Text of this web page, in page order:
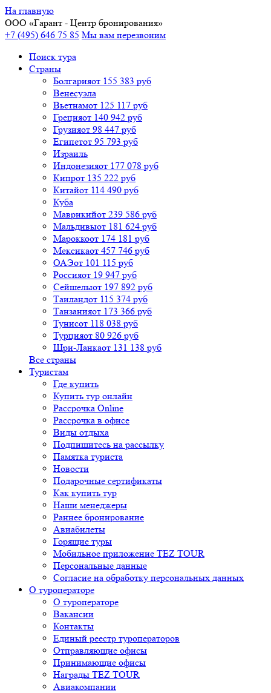
На главную
ООО «Гарант - Центр бронирования»
+7 (495) 646 75 85 Мы вам перезвоним
Поиск тура
Cтраны
Болгарияот 155 383 руб
Венесуэла
Вьетнамот 125 117 руб
Грецияот 140 942 руб
Грузияот 98 447 руб
Египетот 95 793 руб
Израиль
Индонезияот 177 078 руб
Кипрот 135 222 руб
Китайот 114 490 руб
Куба
Маврикийот 239 586 руб
Мальдивыот 181 624 руб
Мароккоот 174 181 руб
Мексикаот 457 746 руб
ОАЭот 101 115 руб
Россияот 19 947 руб
Сейшелыот 197 892 руб
Таиландот 115 374 руб
Танзанияот 173 366 руб
Тунисот 118 038 руб
Турцияот 80 926 руб
Шри-Ланкаот 131 138 руб
Все страны
Туристам
Где купить
Купить тур онлайн
Рассрочка Online
Рассрочка в офисе
Виды отдыха
Подпишитесь на рассылку
Памятка туриста
Новости
Подарочные сертификаты
Как купить тур
Наши менеджеры
Раннее бронирование
Авиабилеты
Горящие туры
Мобильное приложение TEZ TOUR
Персональные данные
Согласие на обработку персональных данных
О туроператоре
О туроператоре
Вакансии
Контакты
Единый реестр туроператоров
Отправляющие офисы
Принимающие офисы
Награды TEZ TOUR
Авиакомпании